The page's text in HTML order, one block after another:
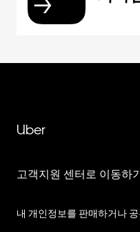
Uber
고객지원 센터로 이동하
내 개인정보를 판매하거나